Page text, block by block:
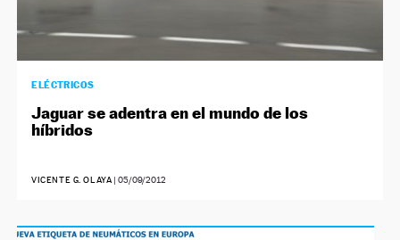
ELÉCTRICOS
Jaguar se adentra en el mundo de los
híbridos
VICENTE G. OLAYA |05/09/2012